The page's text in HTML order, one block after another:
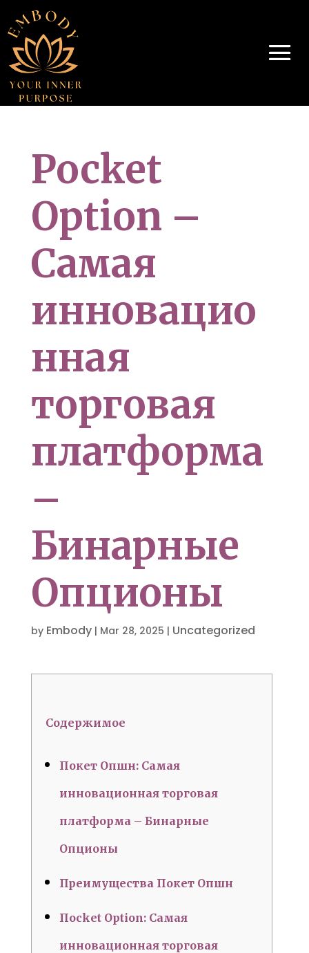
Pocket
Option –
Самая
инновацио
нная
торговая
платформа
–
Бинарные
Опционы
by Embody| Mar 28, 2025 | Uncategorized
Содержимое
Покет Опшн: Самая
инновационная торговая
платформа – Бинарные
Опционы
Преимущества Покет Опшн
Пocket Option: Самая
инновационная торговая